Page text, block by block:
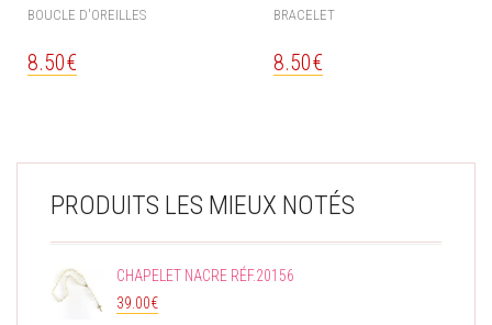
BOUCLE D'OREILLES
8.50€
BRACELET
8.50€
PRODUITS LES MIEUX NOTÉS
CHAPELET NACRE RÉF.20156
39.00€